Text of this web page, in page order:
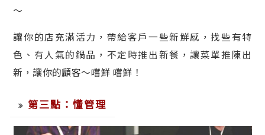
～
讓你的店充滿活力，帶給客戶一些新鮮感，找些有特
色、有人氣的鍋品，不定時推出新餐，讓菜單推陳出
新，讓你的顧客～嚐鮮 嚐鮮！
第三點：懂管理